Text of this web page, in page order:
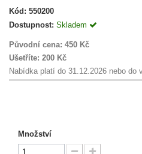
Kód: 550200
Dostupnost: Skladem
Původní cena: 450 Kč
Ušetříte: 200 Kč
Nabídka platí do 31.12.2026 nebo do
Množství